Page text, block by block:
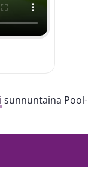
sunnuntaina Pool-